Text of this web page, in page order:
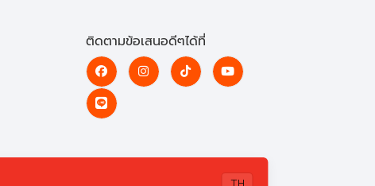
ติดตามข้อเสนอดีๆได้ที่